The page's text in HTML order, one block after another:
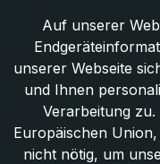
Auf unserer
unserer Webseite
und Ihnen
Verarbeitung
Europäischen
nicht nötig, um